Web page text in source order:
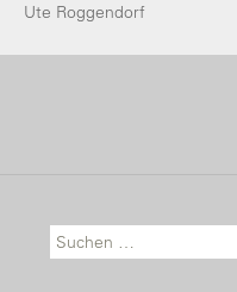
Ute Roggendorf
Suche nach: